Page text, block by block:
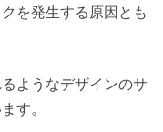
を発生する原因とも
ようなデザインのサ
す。